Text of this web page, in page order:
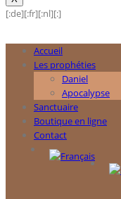
[:de][:fr][:nl][:]
Accueil
Les prophéties
Daniel
Apocalypse
Sanctuaire
Boutique en ligne
Contact